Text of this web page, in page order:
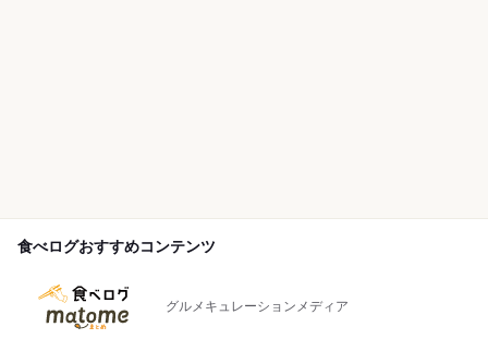
食べログおすすめコンテンツ
グルメキュレーションメディア